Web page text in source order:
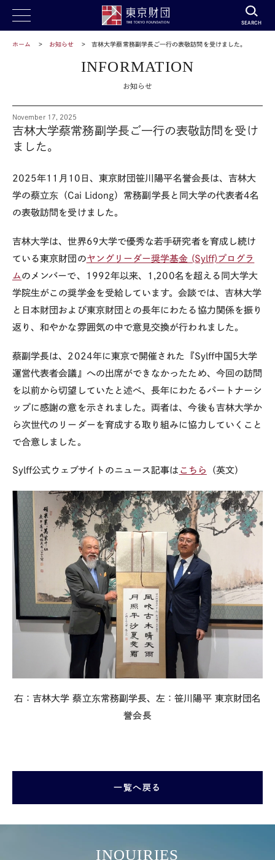
SEARCH
ホーム お知らせ 吉林大学蔡常務副学長ご一行の表敬訪問を受けました。
INFORMATION
お知らせ
November 17, 2025
吉林大学蔡常務副学長ご一行の表敬訪問を受け
ました。
2025年11 月 10 日、東京財団笹川陽平名誉会長は、吉林大
学の蔡立东（ Cai Lidong）常務副学長と同大学の代表者4名
の表敬訪問を受けました。
吉林大学は、世界69大学で優秀な若手研究者を育成し続け
ている東京財団のヤングリーダー奨学基⾦ (Sylff)プログラ
ム のメンバーで、 1992年以来、 1,200名を超える同大学大
学院生がこの奨学金を受給しています。会談では、吉林大学
と日本財団および東京財団との長年にわたる協力関係を振り
返り、和やかな雰囲気の中で意見交換が行われました。
蔡副学長は、 2024年に東京で開催された『Sylff中国 5大学
運営代表者会議』への出席ができなかったため、今回の訪問
を以前から切望していたと述べ、長年にわたるパートナーシ
ップに感謝の意を示されました。両者は、今後も吉林大学か
ら次世代のリーダーを育成する取り組みに協力していくこと
で合意しました。
Sylff公式ウェブサイトのニュース記事は こちら （英文）
右：吉林大学 蔡立东常務副学長、左：笹川陽平 東京財団名
誉会長
一覧へ戻る
INQUIRIES